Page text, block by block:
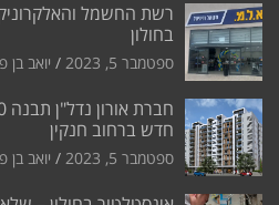
רשת החשמל
בחולון
ספטמבר 5, 2023 יואב בן
חדש ברחוב חנקין
ספטמבר 5, 2023 יואב בן